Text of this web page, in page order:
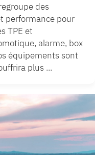
des
performance pour
TPE et
alarme, box
équipements sont
plus ...